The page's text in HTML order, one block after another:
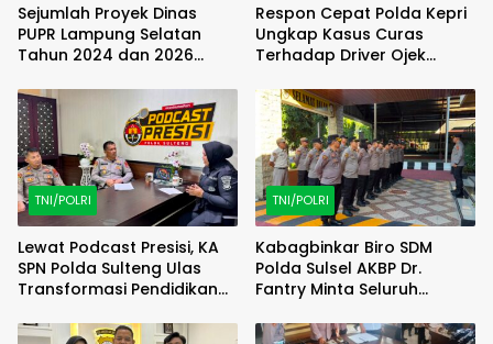
Sejumlah Proyek Dinas
PUPR Lampung Selatan
Tahun 2024 dan 2026
KEJATI Lampung
Respon Cepat Polda Kepri
Ungkap Kasus Curas
Terhadap Driver Ojek
Berhasil Diamankan
TNI/POLRI
Lewat Podcast Presisi, KA
SPN Polda Sulteng Ulas
Transformasi Pendidikan
TNI/POLRI
Kabagbinkar Biro SDM
Polda Sulsel AKBP Dr.
Fantry Minta Seluruh
Debu